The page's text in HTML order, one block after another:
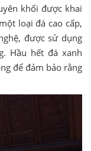
khối được khai
loại đá cao cấp,
được sử dụng
Hầu hết đá xanh
để đảm bảo rằng